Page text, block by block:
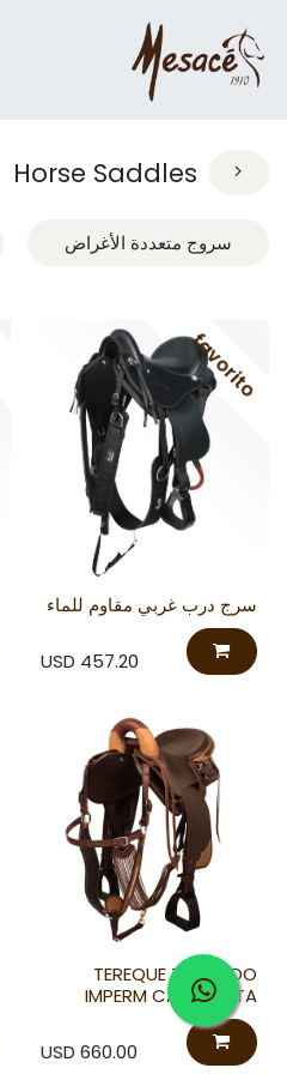
Horse Saddles
سروج متعددة الأغراض
favorito
سرج درب غربي مقاوم للماء
USD 457.20
TEREQUE TORNADO
IMPERM CABALGATA
USD 660.00